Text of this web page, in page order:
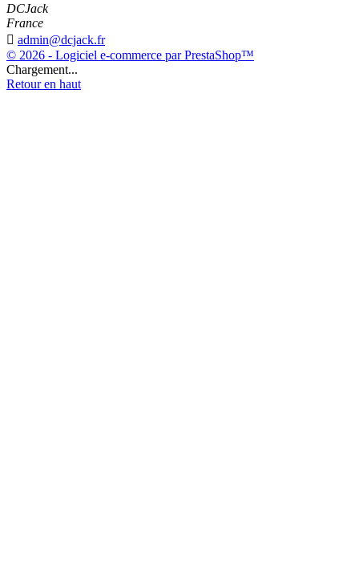
DCJack
France
 admin@dcjack.fr
© 2026 - Logiciel e-commerce par PrestaShop™
Chargement...
Retour en haut